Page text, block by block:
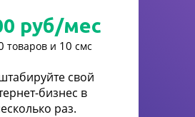
руб/мес
товаров и 10 смс
свой
бизнес в
раз.